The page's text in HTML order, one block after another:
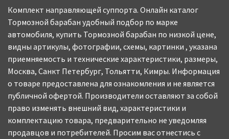
Комплект направляющей суппорта. Онлайн каталог
Тормозной барабан удобный подбор по марке
автомобиля, купить Тормозной барабан по низкой цене,
видны артикулы, фотографии, схемы, картинки , указана
приемняемость и технические характеристики, размеры,
Москва, Санкт Петербург, Тольятти, Кимры. Информация
о товаре предоставлена для ознакомления и не является
публичной офертой. Производители оставляют за собой
право изменять внешний вид, характеристики и
комплектацию товара, предварительно не уведомляя
продавцов и потребителей. Просим вас отнестись с